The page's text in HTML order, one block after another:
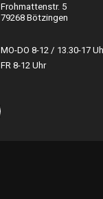
Frohmattenstr. 5
79268 Bötzingen
MO-DO 8-12 / 13.30-17
FR 8-12 Uhr